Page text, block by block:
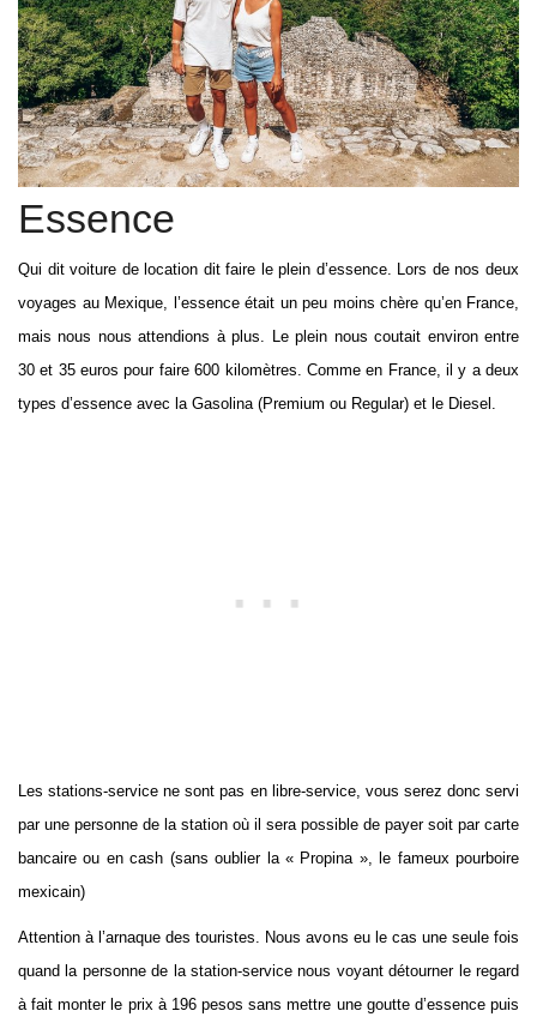
Essence
Qui dit voiture de location dit faire le plein d’essence. Lors de nos deux
voyages au Mexique, l’essence était un peu moins chère qu’en France,
mais nous nous attendions à plus. Le plein nous coutait environ entre
30 et 35 euros pour faire 600 kilomètres. Comme en France, il y a deux
types d’essence avec la Gasolina (Premium ou Regular) et le Diesel.
Les stations-service ne sont pas en libre-service, vous serez donc servi
par une personne de la station où il sera possible de payer soit par carte
bancaire ou en cash (sans oublier la « Propina », le fameux pourboire
mexicain)
Attention à l’arnaque des touristes. Nous avons eu le cas une seule fois
quand la personne de la station-service nous voyant détourner le regard
à fait monter le prix à 196 pesos sans mettre une goutte d’essence puis